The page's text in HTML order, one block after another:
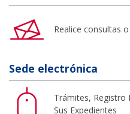
Realice consultas
Sede electrónica
Trámites, Registro
Sus Expedientes